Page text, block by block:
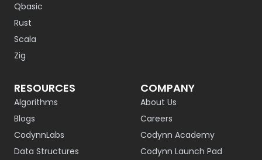
Qbasic
Rust
Scala
Zig
RESOURCES
Algorithms
Blogs
CodynnLabs
Data Structures
COMPANY
About Us
Careers
Codynn Academy
Codynn Launch Pad